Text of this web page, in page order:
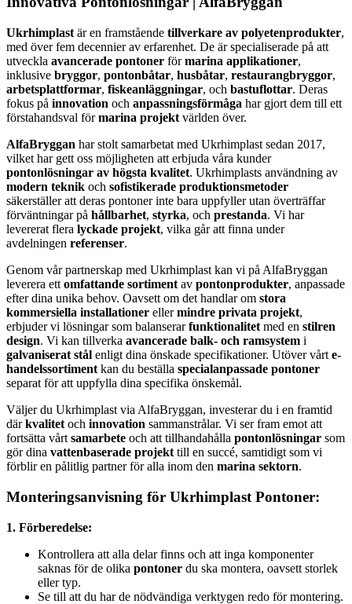
Ukrhimplast är en framstående tillverkare av polyetenprodukter,
med över fem decennier av erfarenhet. De är specialiserade på att
utveckla avancerade pontoner förmarina applikationer,
inklusive bryggor, pontonbåtar, husbåtar, restaurangbryggor,
arbetsplattformar, fiskeanläggningar, och bastuflottar. Deras
fokus på innovation och anpassningsförmåga har gjort dem till ett
förstahandsval förmarina projekt världen över.
AlfaBryggan har stolt samarbetat med Ukrhimplast sedan 2017,
vilket har gett oss möjligheten att erbjuda våra kunder
pontonlösningar av högsta kvalitet. Ukrhimplasts användning av
modern teknik och sofistikerade produktionsmetoder
säkerställer att deras pontoner inte bara uppfyller utan överträffar
förväntningar på hållbarhet, styrka, och prestanda. Vi har
levererat flera lyckade projekt, vilka går att finna under
avdelningen referenser.
Genom vår partnerskap med Ukrhimplast kan vi på AlfaBryggan
leverera ett omfattande sortiment av pontonprodukter, anpassade
efter dina unika behov. Oavsett om det handlar om stora
kommersiella installationer ellermindre privata projekt,
erbjuder vi lösningar som balanserarfunktionalitet med en stilren
design. Vi kan tillverka avancerade balk- och ramsystem i
galvaniserat stål enligt dina önskade specifikationer. Utöver vårt e-
handelssortiment kan du beställa specialanpassade pontoner
separat för att uppfylla dina specifika önskemål.
Väljer du Ukrhimplast via AlfaBryggan, investerar du i en framtid
därkvalitet och innovation sammanstrålar. Vi ser fram emot att
fortsätta vårt samarbete och att tillhandahålla pontonlösningar som
gör dina vattenbaserade projekt till en succé, samtidigt som vi
förblir en pålitlig partner för alla inom den marina sektorn.
Monteringsanvisning för Ukrhimplast Pontoner:
1. Förberedelse:
Kontrollera att alla delar finns och att inga komponenter
saknas för de olika pontoner du ska montera, oavsett storlek
eller typ.
Se till att du har de nödvändiga verktygen redo för montering.